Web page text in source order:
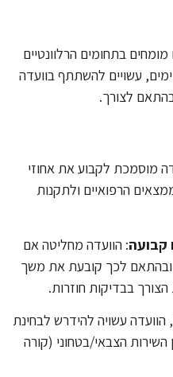
בתחומים הרלוונטיים
עשויים להשתתף בוועדה
לצורך.
מוסמכת לקבוע את אחוזי
הרפואיים ולתקנות
קבועה: הוועדה מחליטה אם
ובהתאם לכך קובעת את משך
בבדיקות חוזרות.
עשויה להידרש לבחינת
השירות הצבאי/בטחוני (קורה